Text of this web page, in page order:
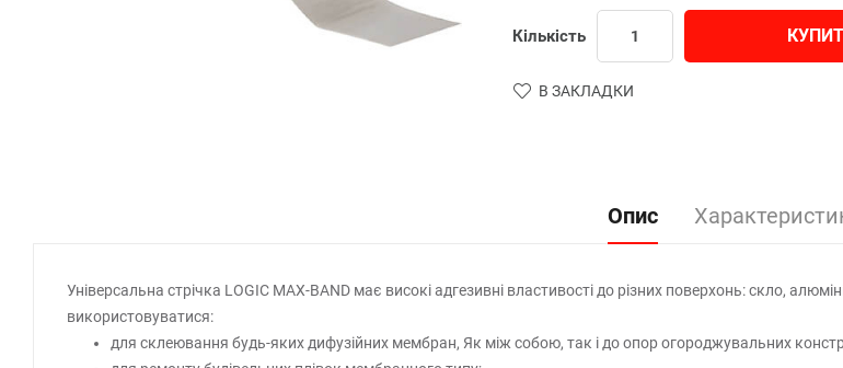
Кількість
В ЗАКЛАДКИ
Опис
Універсальна стрічка LOGIC MAX-BAND має високі адгезивні властивості до різних поверхонь: скло,
використовуватися:
для склеювання будь-яких дифузійних мембран, Як між собою, так і до опор огороджувальних